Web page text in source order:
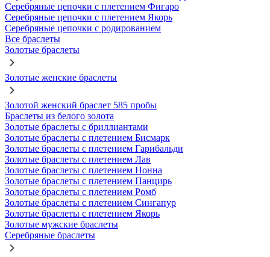
Серебряные цепочки с плетением Фигаро
Серебряные цепочки с плетением Якорь
Серебряные цепочки с родированием
Все браслеты
Золотые браслеты
Золотые женские браслеты
Золотой женский браслет 585 пробы
Браслеты из белого золота
Золотые браслеты с бриллиантами
Золотые браслеты с плетением Бисмарк
Золотые браслеты с плетением Гарибальди
Золотые браслеты с плетением Лав
Золотые браслеты с плетением Нонна
Золотые браслеты с плетением Панцирь
Золотые браслеты с плетением Ромб
Золотые браслеты с плетением Сингапур
Золотые браслеты с плетением Якорь
Золотые мужские браслеты
Серебряные браслеты